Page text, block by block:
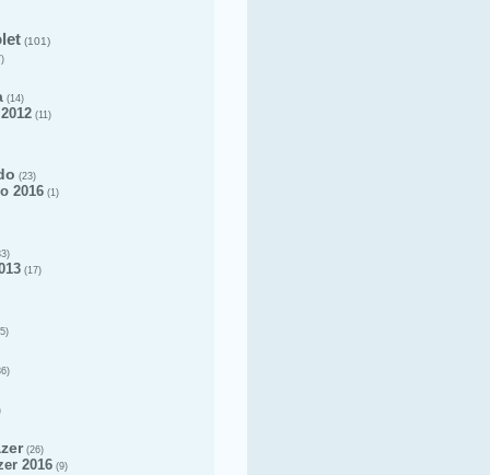
(101)
(14)
(11)
(23)
2016 (1)
(17)
(26)
2016 (9)